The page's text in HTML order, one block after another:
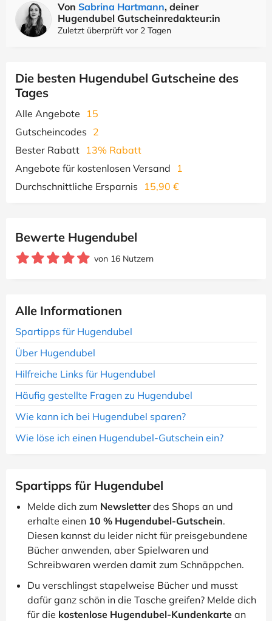
Von Sabrina Hartmann, deiner
Hugendubel Gutscheinredakteur:in
Zuletzt überprüft vor 2 Tagen
Die besten Hugendubel Gutscheine des
Tages
Alle Angebote
15
Gutscheincodes 2
Bester Rabatt 13% Rabatt
Angebote für kostenlosen Versand
1
Durchschnittliche Ersparnis
15,90 €
Bewerte Hugendubel
von 16 Nutzern
Alle Informationen
Spartipps für Hugendubel
Über Hugendubel
Hilfreiche Links für Hugendubel
Häufig gestellte Fragen zu Hugendubel
Wie kann ich bei Hugendubel sparen?
Wie löse ich einen Hugendubel-Gutschein ein?
Spartipps für Hugendubel
Melde dich zum Newsletterdes Shops an und
erhalte einen 10 % Hugendubel-Gutschein.
Diesen kannst du leider nicht für preisgebundene
Bücher anwenden, aber Spielwaren und
Schreibwaren werden damit zum Schnäppchen.
Du verschlingst stapelweise Bücher und musst
dafür ganz schön in die Tasche greifen? Melde dich
für die kostenlose Hugendubel-Kundenkarte an